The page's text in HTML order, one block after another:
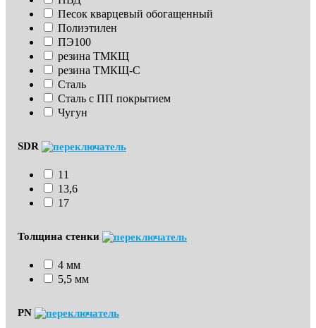
Песок кварцевый обогащенный
Полиэтилен
ПЭ100
резина ТМКЩ
резина ТМКЩ-С
Сталь
Сталь с ПП покрытием
Чугун
SDR
11
13,6
17
Толщина стенки
4 мм
5,5 мм
PN